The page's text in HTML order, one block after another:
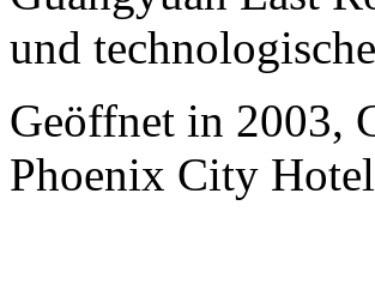
und
Geöffnet in 2003,
Phoenix City